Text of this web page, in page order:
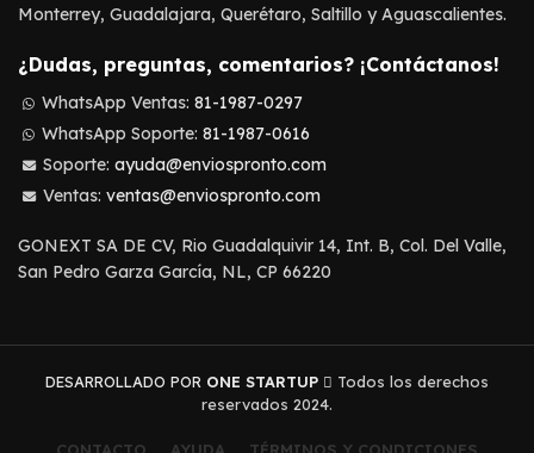
Monterrey, Guadalajara, Querétaro, Saltillo y Aguascalientes.
¿Dudas, preguntas, comentarios? ¡Contáctanos!
WhatsApp Ventas: 81-1987-0297
WhatsApp Soporte: 81-1987-0616
Soporte: ayuda@enviospronto.com
Ventas: ventas@enviospronto.com
GONEXT SA DE CV, Rio Guadalquivir 14, Int. B, Col. Del Valle,
San Pedro Garza García, NL, CP 66220
DESARROLLADO POR ONE STARTUP
Todos los derechos
reservados 2024.